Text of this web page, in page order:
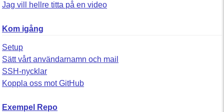
Jag vill hellre titta på en video
Kom igång
Setup
Sätt vårt användarnamn och mail
SSH-nycklar
Koppla oss mot GitHub
Exempel Repo